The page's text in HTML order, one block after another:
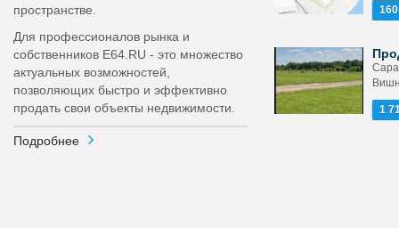
пространстве.
Для профессионалов рынка и
собственников E64.RU - это множество
актуальных возможностей,
позволяющих быстро и эффективно
продать свои объекты недвижимости.
Подробнее
1